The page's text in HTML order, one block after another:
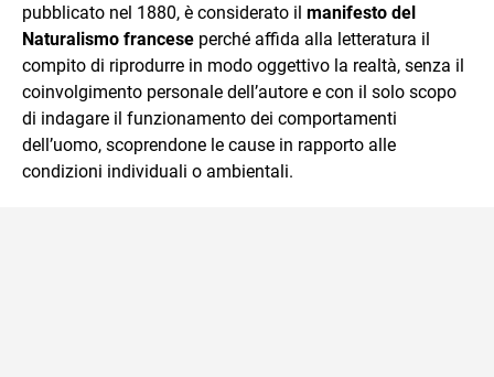
pubblicato nel 1880, è considerato il manifesto del
Naturalismo francese perché affida alla letteratura il
compito di riprodurre in modo oggettivo la realtà, senza il
coinvolgimento personale dell’autore e con il solo scopo
di indagare il funzionamento dei comportamenti
dell’uomo, scoprendone le cause in rapporto alle
condizioni individuali o ambientali.